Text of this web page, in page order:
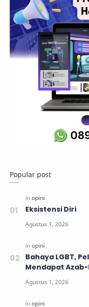
Popular post
Eksistensi Diri
Bahaya LGBT,
Mendapat